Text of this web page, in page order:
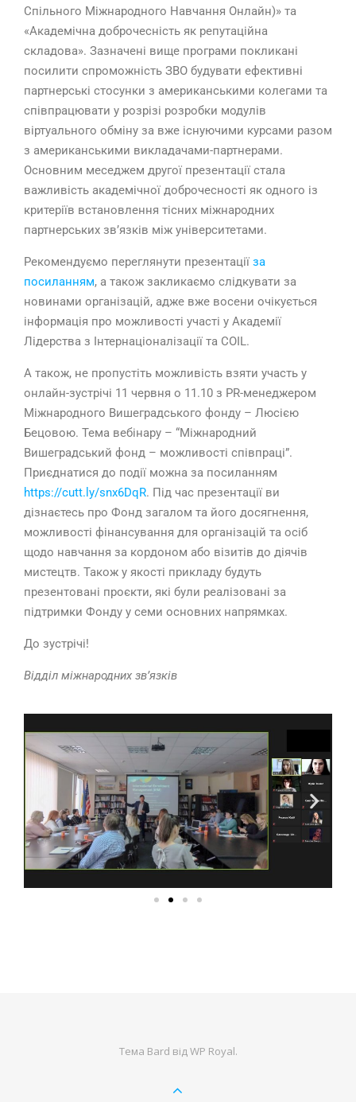
Спільного Міжнародного Навчання Онлайн)» та
«Академічна доброчесність як репутаційна
складова». Зазначені вище програми покликані
посилити спроможність ЗВО будувати ефективні
партнерські стосунки з американськими колегами та
співпрацювати у розрізі розробки модулів
віртуального обміну за вже існуючими курсами разом
з американськими викладачами-партнерами.
Основним меседжем другої презентації стала
важливість академічної доброчесності як одного із
критеріїв встановлення тісних міжнародних
партнерських зв’язків між університетами.
Рекомендуємо переглянути презентації за
посиланням, а також закликаємо слідкувати за
новинами організацій, адже вже восени очікується
інформація про можливості участі у Академії
Лідерства з Інтернаціоналізації та COIL.
А також, не пропустіть можливість взяти участь у
онлайн-зустрічі 11 червня о 11.10 з PR-менеджером
Міжнародного Вишеградського фонду – Люсією
Бецовою. Тема вебінару – “Міжнародний
Вишеградський фонд – можливості співпраці”.
Приєднатися до події можна за посиланням
https://cutt.ly/snx6DqR. Під час презентації ви
дізнаєтесь про Фонд загалом та його досягнення,
можливості фінансування для організацій та осіб
щодо навчання за кордоном або візитів до діячів
мистецтв. Також у якості прикладу будуть
презентовані проєкти, які були реалізовані за
підтримки Фонду у семи основних напрямках.
До зустрічі!
Відділ міжнародних зв’язків
Тема Bard відWP Royal.